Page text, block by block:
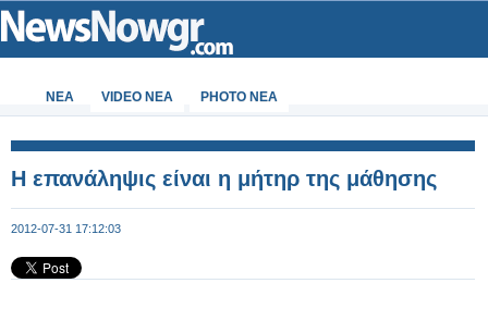
ΝΕΑ VIDEO NEA PHOTO NEA
Η επανάληψις είναι η μήτηρ της μάθησης
2012-07-31 17:12:03